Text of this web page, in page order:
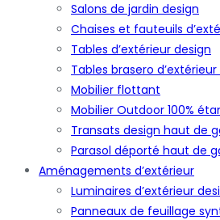
Salons de jardin design
Chaises et fauteuils
Tables d’extérieur design
Tables brasero
Mobilier flottant
Mobilier Outdoor 100%
Transats design haut de
Parasol déporté haut de
Aménagements d’extérieur
Luminaires d’extérieur
Panneaux de feuillage